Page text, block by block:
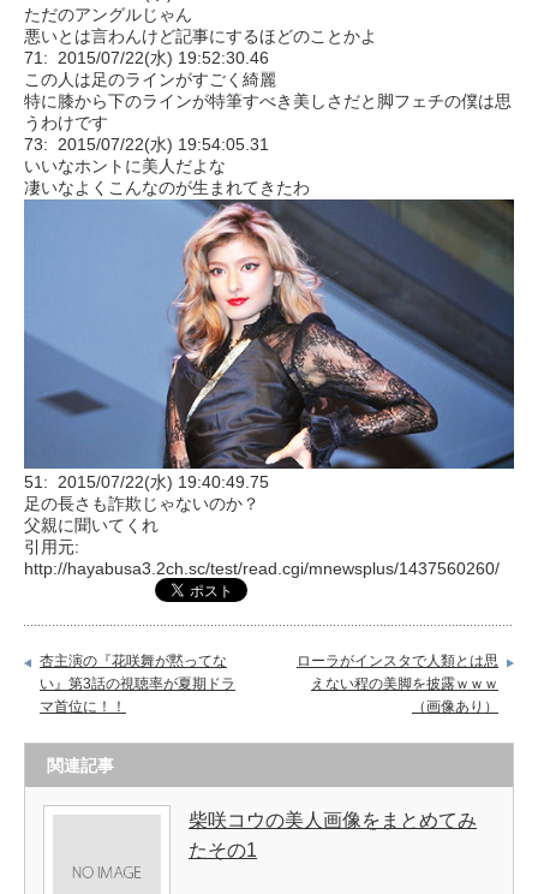
ただのアングルじゃん
悪いとは言わんけど記事にするほどのことかよ
71: 2015/07/22(水) 19:52:30.46
この人は足のラインがすごく綺麗
特に膝から下のラインが特筆すべき美しさだと脚フェチの僕は思
うわけです
73: 2015/07/22(水) 19:54:05.31
いいなホントに美人だよな
凄いなよくこんなのが生まれてきたわ
51: 2015/07/22(水) 19:40:49.75
足の長さも詐欺じゃないのか？
父親に聞いてくれ
引用元:
http://hayabusa3.2ch.sc/test/read.cgi/mnewsplus/1437560260/
杏主演の『花咲舞が黙ってな
い』第3話の視聴率が夏期ドラ
マ首位に！！
ローラがインスタで人類とは思
えない程の美脚を披露ｗｗｗ
（画像あり）
関連記事
柴咲コウの美人画像をまとめてみ
たその1